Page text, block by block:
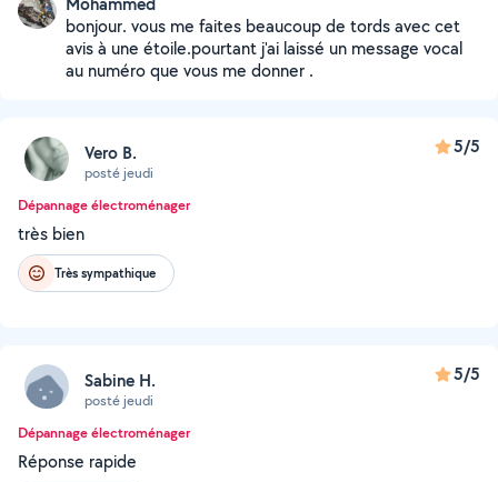
bonjour. vous me faites beaucoup de tords avec cet
avis à une étoile.pourtant j'ai laissé un message vocal
au numéro que vous me donner .
Vero B.
posté jeudi
5/5
Dépannage électroménager
très bien
Très sympathique
Sabine H.
posté jeudi
5/5
Dépannage électroménager
Réponse rapide